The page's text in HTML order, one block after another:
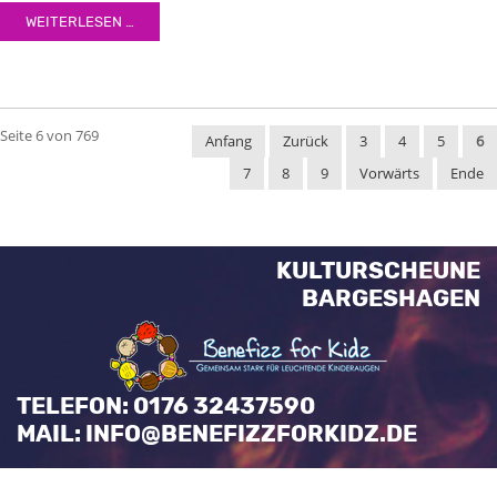
WEITERLESEN …
Seite 6 von 769 Anfang Zurück 3 4 5
6
7
8 9 Vorwärts Ende
KULTURSCHEUNE
BARGESHAGEN
TELEFON: 0176 32437590
MAIL: INFO@BENEFIZZFORKIDZ.DE